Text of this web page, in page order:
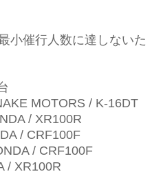
小催行人数に達しないた
MOTORS / K-16DT
/ XR100R
/ CRF100F
/ CRF100F
/ XR100R